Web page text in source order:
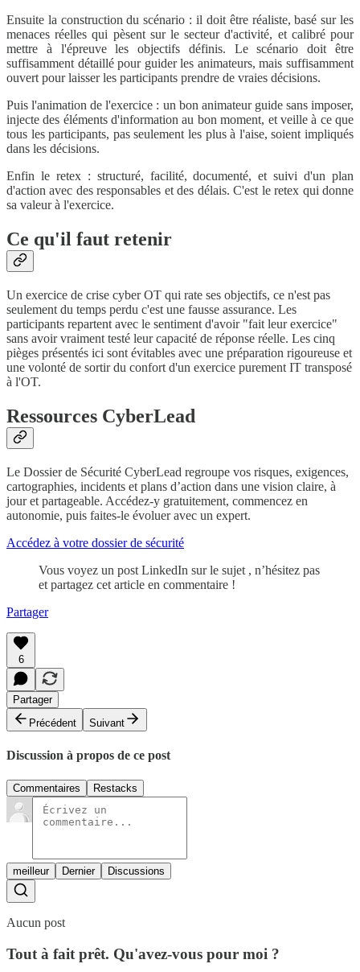
Ensuite la construction du scénario : il doit être réaliste, basé sur les
menaces réelles qui pèsent sur le secteur d'activité, et calibré pour
mettre à l'épreuve les objectifs définis. Le scénario doit être
suffisamment détaillé pour guider les animateurs, mais suffisamment
ouvert pour laisser les participants prendre de vraies décisions.
Puis l'animation de l'exercice : un bon animateur guide sans imposer,
injecte des éléments d'information au bon moment, et veille à ce que
tous les participants, pas seulement les plus à l'aise, soient impliqués
dans les décisions.
Enfin le retex : structuré, facilité, documenté, et suivi d'un plan
d'action avec des responsables et des délais. C'est le retex qui donne
sa valeur à l'exercice.
Ce qu'il faut retenir
Un exercice de crise cyber OT qui rate ses objectifs, ce n'est pas
seulement du temps perdu c'est une fausse assurance. Les
participants repartent avec le sentiment d'avoir "fait leur exercice"
sans avoir vraiment testé leur capacité de réponse réelle. Les cinq
pièges présentés ici sont évitables avec une préparation rigoureuse et
une volonté de sortir du confort d'un exercice purement IT transposé
à l'OT.
Ressources CyberLead
Le Dossier de Sécurité CyberLead regroupe vos risques, exigences,
cartographies, incidents et plans d’action dans une vision claire, à
jour et partageable. Accédez-y gratuitement, commencez en
autonomie, puis faites-le évoluer avec un expert.
Accédez à votre dossier de sécurité
Vous voyez un post LinkedIn sur le sujet , n’hésitez pas
et partagez cet article en commentaire !
Partager
6
Partager
Précédent
Suivant
Discussion à propos de ce post
Commentaires Restacks
meilleur Dernier Discussions
Aucun post
Tout à fait prêt. Qu'avez-vous pour moi ?